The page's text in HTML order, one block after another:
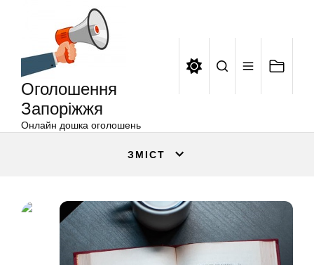
Оголошення
Запоріжжя
Онлайн дошка оголошень
ЗМІСТ